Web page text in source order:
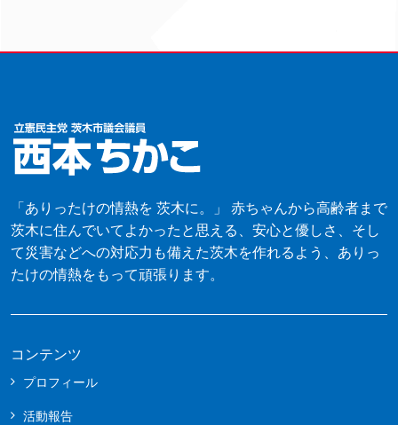
「ありったけの情熱を 茨木に。」 赤ちゃんから高齢者まで
茨木に住んでいてよかったと思える、安心と優しさ、そし
て災害などへの対応力も備えた茨木を作れるよう、ありっ
たけの情熱をもって頑張ります。
コンテンツ
プロフィール
活動報告